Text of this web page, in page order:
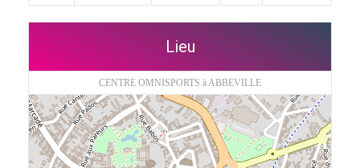
Lieu
CENTRE OMNISPORTS à ABBEVILLE